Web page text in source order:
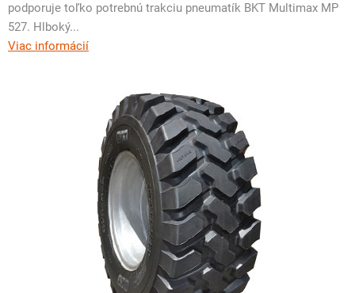
podporuje toľko potrebnú trakciu pneumatík BKT Multimax MP
527. Hlboký...
Viac informácií